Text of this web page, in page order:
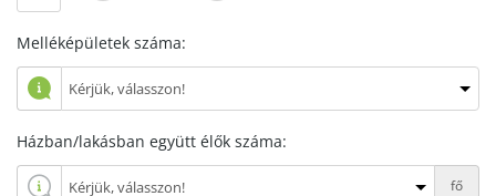
Melléképületek száma:
Házban/lakásban együtt élők száma:
fő